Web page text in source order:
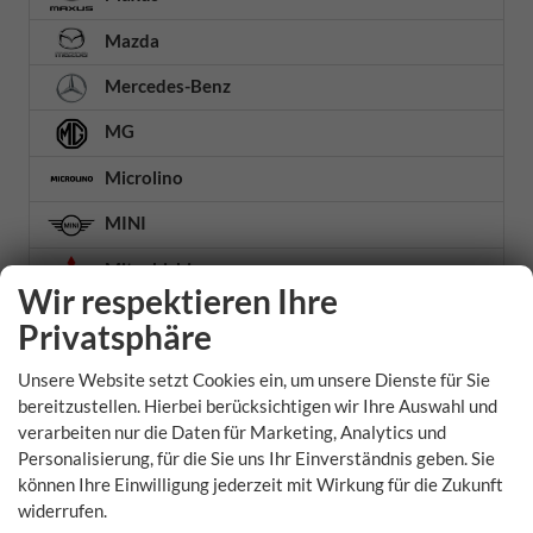
Mazda
Mercedes-Benz
MG
Microlino
MINI
Mitsubishi
Nissan
Omoda
Opel
Peugeot
Polestar
Wir respektieren Ihre
Privatsphäre
Unsere Website setzt Cookies ein, um unsere Dienste für Sie
bereitzustellen. Hierbei berücksichtigen wir Ihre Auswahl und
verarbeiten nur die Daten für Marketing, Analytics und
Personalisierung, für die Sie uns Ihr Einverständnis geben. Sie
können Ihre Einwilligung jederzeit mit Wirkung für die Zukunft
widerrufen.